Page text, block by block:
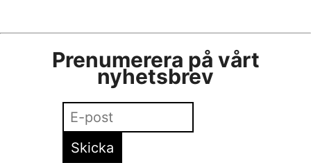
Prenumerera på vårt
nyhetsbrev